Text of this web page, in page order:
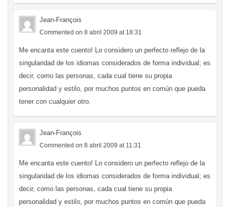
Jean-François
Commented on 8 abril 2009 at 18:31
Me encanta este cuento! Lo considero un perfecto reflejo de la
singularidad de los idiomas considerados de forma individual; es
decir, como las personas, cada cual tiene su propia
personalidad y estilo, por muchos puntos en común que pueda
tener con cualquier otro.
Jean-François
Commented on 8 abril 2009 at 11:31
Me encanta este cuento! Lo considero un perfecto reflejo de la
singularidad de los idiomas considerados de forma individual; es
decir, como las personas, cada cual tiene su propia
personalidad y estilo, por muchos puntos en común que pueda